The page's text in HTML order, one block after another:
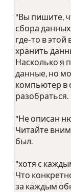
"Вы пишите,
сбора
где-то в этой
хранить
Насколько я
данные, но
компьютер в
разобраться.
"Не описан
Читайте
был.
"хотя с
Что
за каждым